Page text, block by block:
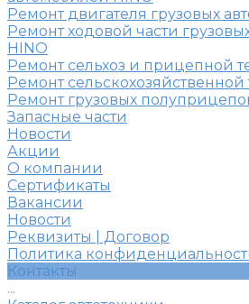
Ремонт двигателя грузовых
Ремонт ходовой части
HINO
Ремонт сельхоз и прицепной
Ремонт сельскохозяйственной
Ремонт грузовых
Запасные части
Новости
Акции
О компании
Сертификаты
Вакансии
Новости
Реквизиты | Договор
Политика
Контакты
...